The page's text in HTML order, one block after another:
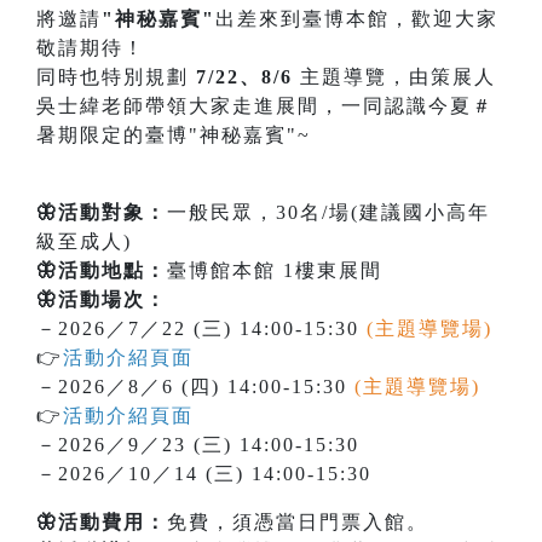
將邀請"神秘嘉賓" 出差來到臺博本館，歡迎大家
敬請期待！
同時也特別規劃
7/22、8/6 主題導覽，由策展人
吳士緯老師帶領大家走進展間，一同認識今夏＃
暑期限定的臺博"神秘嘉賓"~
🦋活動對象： 一般民眾，30名/場(建議國小高年
級至成人)
🦋活動地點： 臺博館本館 1樓東展間
🦋活動場次：
－2026／7／22 (三) 14:00-15:30 (主題導覽場)
👉活動介紹頁面
－2026／8／6 (四) 14:00-15:30 (主題導覽場)
👉活動介紹頁面
－2026／9／23 (三) 14:00-15:30
－2026／10／14 (三) 14:00-15:30
🦋活動費用： 免費，須憑當日門票入館。